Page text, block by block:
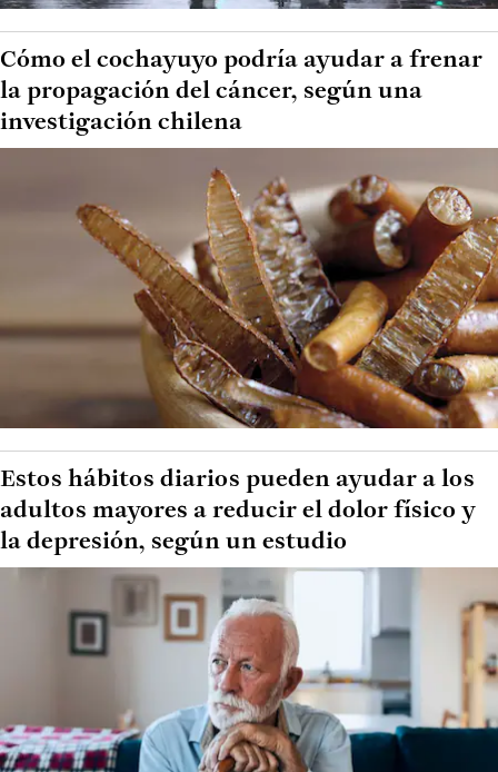
Cómo el cochayuyo podría ayudar a frenar
la propagación del cáncer, según una
investigación chilena
Estos hábitos diarios pueden ayudar a los
adultos mayores a reducir el dolor físico y
la depresión, según un estudio